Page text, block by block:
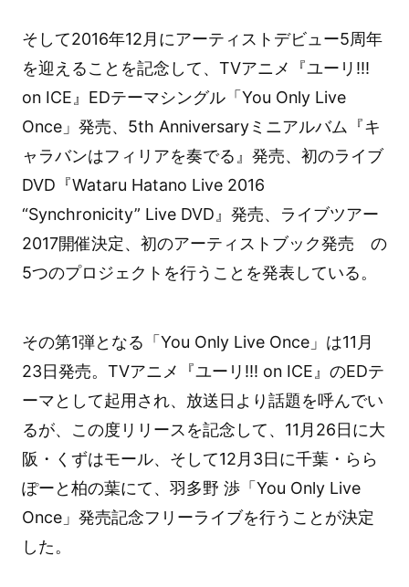
そして2016年12月にアーティストデビュー5周年
を迎えることを記念して、TVアニメ『ユーリ!!!
on ICE』EDテーマシングル「You Only Live
Once」発売、5th Anniversaryミニアルバム『キ
ャラバンはフィリアを奏でる』発売、初のライブ
DVD『Wataru Hatano Live 2016
“Synchronicity” Live DVD』発売、ライブツアー
2017開催決定、初のアーティストブック発売 の
5つのプロジェクトを行うことを発表している。
その第1弾となる「You Only Live Once」は11月
23日発売。TVアニメ『ユーリ!!! on ICE』のEDテ
ーマとして起用され、放送日より話題を呼んでい
るが、この度リリースを記念して、11月26日に大
阪・くずはモール、そして12月3日に千葉・らら
ぽーと柏の葉にて、羽多野 渉「You Only Live
Once」発売記念フリーライブを行うことが決定
した。